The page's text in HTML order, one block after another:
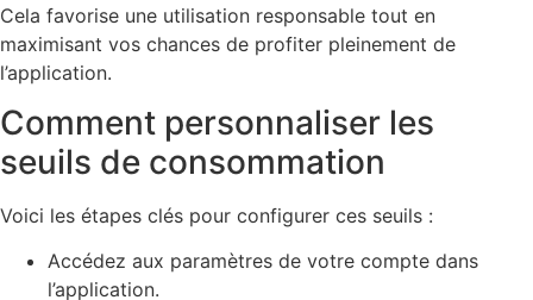
Cela favorise une utilisation responsable tout en
maximisant vos chances de profiter pleinement de
l’application.
Comment personnaliser les
seuils de consommation
Voici les étapes clés pour configurer ces seuils :
Accédez aux paramètres de votre compte dans
l’application.